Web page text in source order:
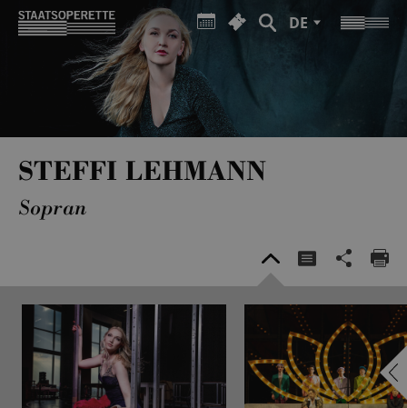
DE
STEFFI LEHMANN
Sopran